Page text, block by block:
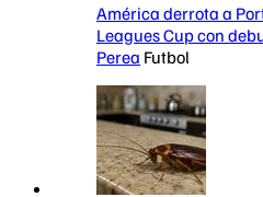
América derrota a
Leagues Cup con
Perea Futbol